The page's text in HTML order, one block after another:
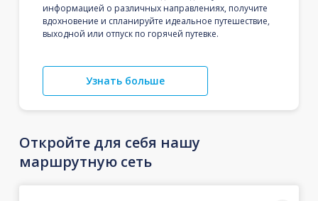
информацией о различных направлениях, получите
вдохновение и спланируйте идеальное путешествие,
выходной или отпуск по горячей путевке.
Узнать больше
Откройте для себя нашу
маршрутную сеть